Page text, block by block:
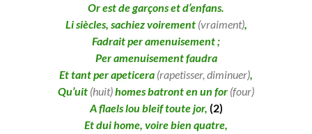
Or est de garçons et d’enfans.
Li siècles, sachiez voirement (vraiment),
Fadrait per amenuisement ;
Per amenuisement faudra
Et tant per apeticera (rapetisser, diminuer),
Qu’uit (huit)homes batront en un for (four)
A flaels lou bleif toute jor, (2)
Et dui home, voire bien quatre,